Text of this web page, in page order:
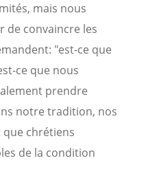
mais nous
de convaincre les
"est-ce que
ce que nous
prendre
notre tradition, nos
chrétiens
de la condition